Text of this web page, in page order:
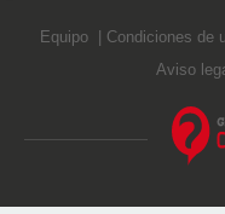
Equipo Condiciones de
Aviso